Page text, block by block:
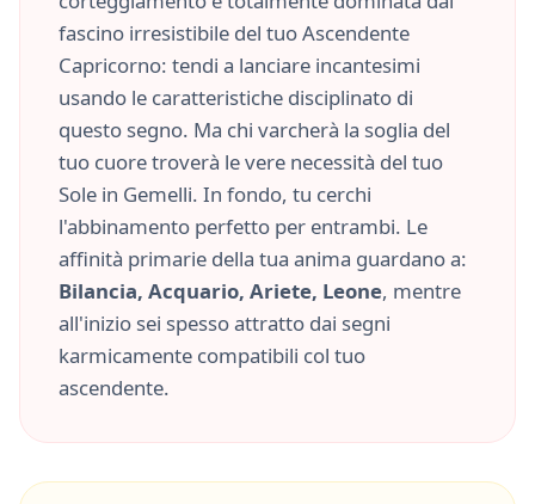
fascino irresistibile del tuo Ascendente
Capricorno: tendi a lanciare incantesimi
usando le caratteristiche disciplinato di
questo segno. Ma chi varcherà la soglia del
tuo cuore troverà le vere necessità del tuo
Sole in Gemelli. In fondo, tu cerchi
l'abbinamento perfetto per entrambi. Le
affinità primarie della tua anima guardano a:
Bilancia, Acquario, Ariete, Leone, mentre
all'inizio sei spesso attratto dai segni
karmicamente compatibili col tuo
ascendente.